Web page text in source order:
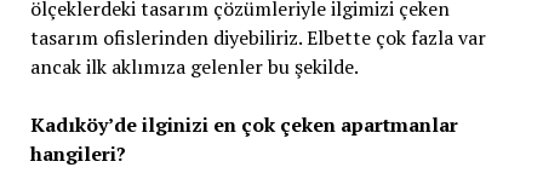
ölçeklerdeki tasarım çözümleriyle ilgimizi çeken
tasarım ofislerinden diyebiliriz. Elbette çok fazla var
ancak ilk aklımıza gelenler bu şekilde.
Kadıköy’de ilginizi en çok çeken apartmanlar
hangileri?